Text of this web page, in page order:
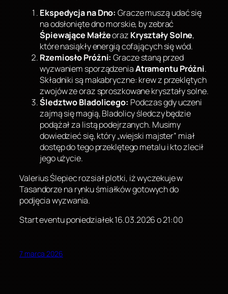
Ekspedycja na Dno: Gracze muszą udać się
na odsłonięte dno morskie, by zebrać
Śpiewające Małżeoraz Kryształy Solne,
które nasiąkły energią cofających się wód.
Rzemiosło Próżni: Gracze staną przed
wyzwaniem sporządzeniaAtramentu Próżni.
Składniki są makabryczne: krew z przeklętych
zwojów ze oraz sproszkowane kryształy solne.
Śledztwo Bladolicego: Podczas gdy uczeni
zajmą się magią, Bladolicy śledczy będzie
podążał za listą podejrzanych. Musimy
dowiedzieć się, który „wiejski majster” miał
dostęp do tego przeklętego metalu i kto zlecił
jego użycie.
Valerius Ślepiec rozsiał plotki, iż wyczekuje w
Tasandorze na rynku śmiałków gotowych do
podjęcia wyzwania.
Start eventu poniedziałek 16.03.2026 o 21:00
7 marca 2026